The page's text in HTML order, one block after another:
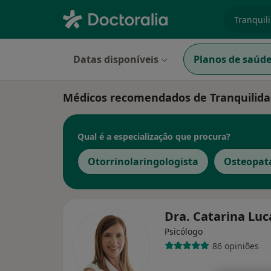
Datas disponíveis Planos de saúde
Médicos recomendados de
Qual é a especialização que procura?
Otorrinolaringologista
Dra. Catarina
Psicólogo
86 opiniões